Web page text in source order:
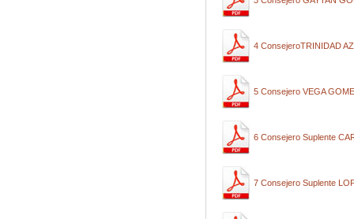
4 ConsejeroTRINIDAD
5 Consejero VEGA
6 Consejero Suplente
7 Consejero Suplente